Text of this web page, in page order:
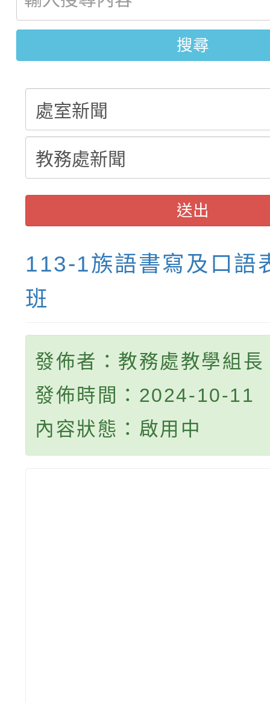
宣導。
結果(第2招)
9月16日本府B2大禮堂
函轉運動部全民運動署
推動社區運動俱樂部營
計畫」1 份，請踴躍報
權責核予出席人員公(
搜尋
送出
113-1族語書寫及口語
班
發佈者：教務處教學組長
發佈時間：2024-10-11
內容狀態：啟用中